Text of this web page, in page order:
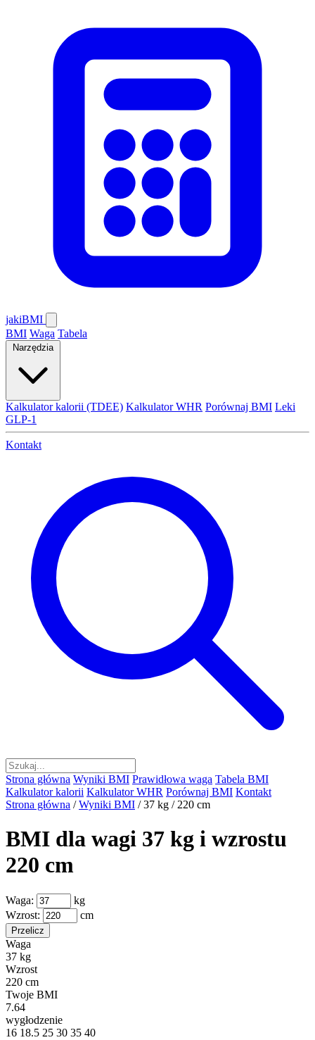
jakiBMI
BMI Waga Tabela
Narzędzia
Kalkulator kalorii (TDEE) Kalkulator WHR Porównaj BMI Leki
GLP-1
Kontakt
Strona główna Wyniki BMI Prawidłowa waga Tabela BMI
Kalkulator kalorii Kalkulator WHR Porównaj BMI Kontakt
Strona główna / Wyniki BMI / 37 kg / 220 cm
BMI dla wagi 37 kg i wzrostu
220 cm
Waga:
kg
Wzrost:
cm
Przelicz
Waga
37 kg
Wzrost
220 cm
Twoje BMI
7.64
wygłodzenie
16 18.5 25 30 35 40